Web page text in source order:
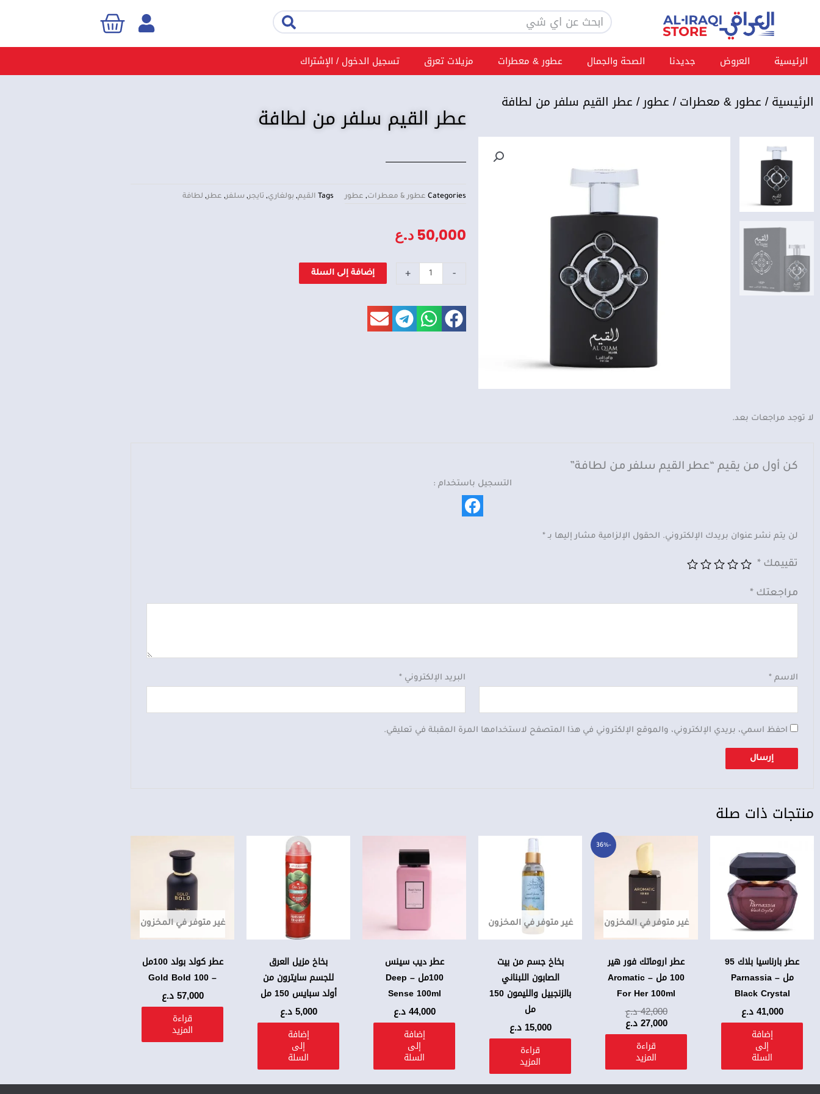
Search
Search
Cart
الرئيسية العروض جديدنا الصحة والجمال عطور & معطرات مزيلات تعرق تسجيل الدخول / الإشتراك
الرئيسية/عطور & معطرات/عطور/ عطر القيم سلفر من لطافة عطر القيم سلفر من لطافة
Categories عطور & معطرات, عطور Tags القيم, بولغاري, تايجر, سلفر, عطر, لطافة
50,000 د.ع
-
سلفر
+ إضافة إلى السلة
لا توجد مراجعات بعد.
كن أول من يقيم “عطر القيم سلفر من لطافة”
التسجيل باستخدام :
لن يتم نشر عنوان بريدك الإلكتروني. الحقول الإلزامية مشار إليها بـ*
تقييمك*
مراجعتك*
الاسم* البريد الإلكتروني *
احفظ اسمي، بريدي الإلكتروني، والموقع الإلكتروني في هذا المتصفح لاستخدامها المرة المقبلة في تعليقي.
منتجات ذات صلة
عطر بارناسيا بلاك 95
مل – Parnassia
Black Crystal
41,000د.ع
إضافة
إلى
السلة
-36%
غير متوفر في المخزون
عطر اروماتك فور هير
100 مل – Aromatic
For Her 100ml
42,000د.ع
السعر
الأصلي
27,000د.ع
السعر
الحالي
قراءة
المزيد
غير متوفر في المخزون
بخاخ جسم من بيت
الصابون اللبناني
بالزنجبيل والليمون 150
مل
15,000 د.ع
قراءة
المزيد
عطر ديب سينس
100مل – Deep
Sense 100ml
44,000د.ع
إضافة
إلى
السلة
بخاخ مزيل العرق
للجسم سايترون من
أولد سبايس 150 مل
5,000د.ع
إضافة
إلى
السلة
غير متوفر في المخزون
عطر كولد بولد 100مل
– Gold Bold 100
57,000د.ع
قراءة
المزيد